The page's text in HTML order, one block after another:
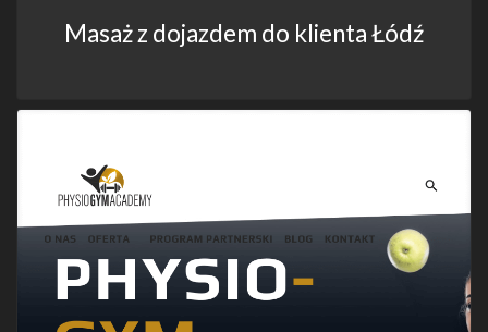
Masaż z dojazdem do klienta Łódź